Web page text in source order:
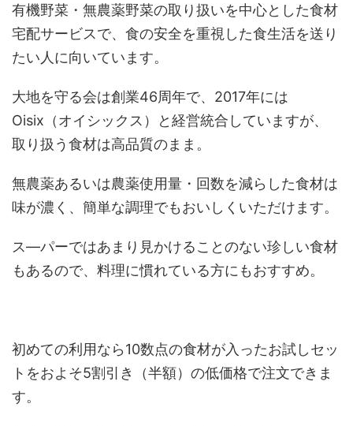
有機野菜・無農薬野菜の取り扱いを中心とした食材
宅配サービスで、食の安全を重視した食生活を送り
たい人に向いています。
大地を守る会は創業46周年で、2017年には
Oisix（オイシックス）と経営統合していますが、
取り扱う食材は高品質のまま。
無農薬あるいは農薬使用量・回数を減らした食材は
味が濃く、簡単な調理でもおいしくいただけます。
ス―パーではあまり見かけることのない珍しい食材
もあるので、料理に慣れている方にもおすすめ。
初めての利用なら10数点の食材が入ったお試しセッ
トをおよそ5割引き（半額）の低価格で注文できま
す。